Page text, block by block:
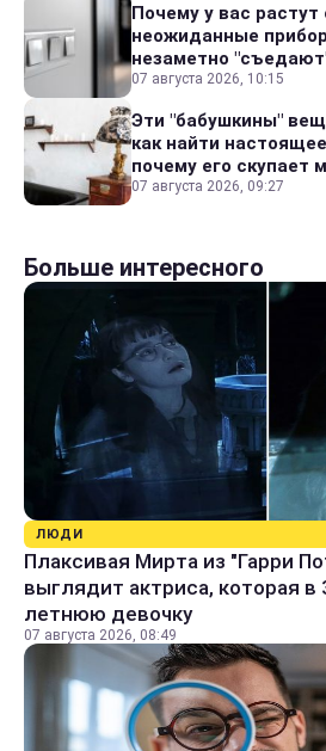
Почему у вас растут
неожиданные
незаметно
07 августа 2026, 10:15
Эти "бабушкины"
как найти
почему его скупает
07 августа 2026, 09:27
Больше интересного
ЛЮДИ
Плаксивая Мирта из "Гарри
выглядит актриса, которая в
летнюю девочку
07 августа 2026, 08:49